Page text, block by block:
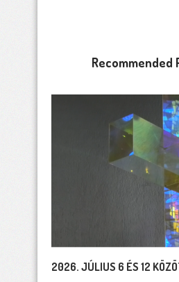
Recommended
2026. JÚLIUS 6 ÉS 12